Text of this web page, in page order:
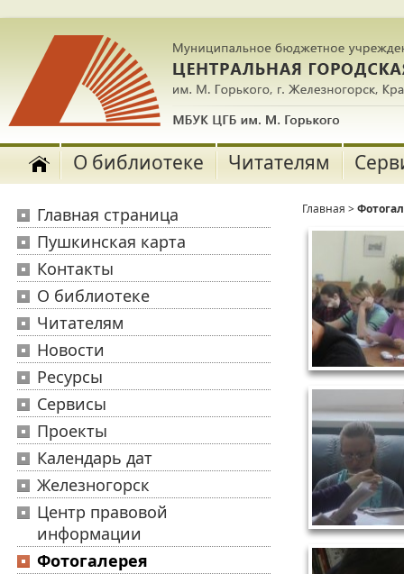
О библиотеке Читателям
Главная страница
Пушкинская карта
Контакты
О библиотеке
Читателям
Новости
Ресурсы
Сервисы
Проекты
Календарь дат
Железногорск
Центр правовой
информации
Фотогалерея
Главная >